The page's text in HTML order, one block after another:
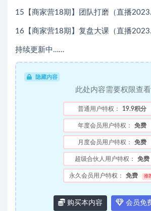
15【商家营18期】团队打磨（直播
16【商家营18期】复盘大课（直播
持续更新中……
隐藏内容
此处内容需要权限查看
普通用户特权： 19.9积分
年度会员用户特权： 免费
月度会员用户特权： 免费
超级合伙人用户特权： 免费
永久会员用户特权： 免费 推
购买本内容 会员免